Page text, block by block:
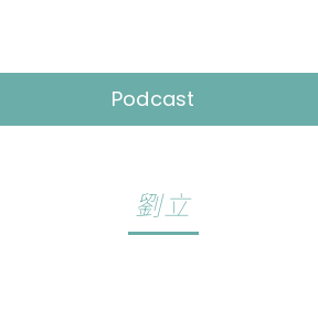
Podcast
劉立